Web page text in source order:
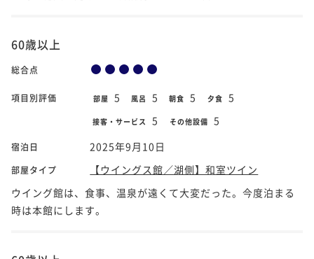
60歳以上
総合点
項目別評価 部屋 5 風呂 5 朝食 5 夕食 5
接客・サービス 5 その他設備 5
宿泊日 2025年9月10日
部屋タイプ
【ウイングス館／湖側】和室ツイン
ウイング館は、食事、温泉が遠くて大変だった。今度泊まる
時は本館にします。